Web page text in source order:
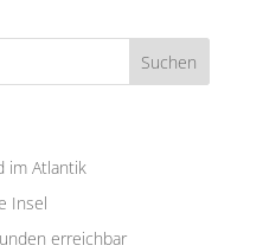
im Atlantik
Insel
erreichbar